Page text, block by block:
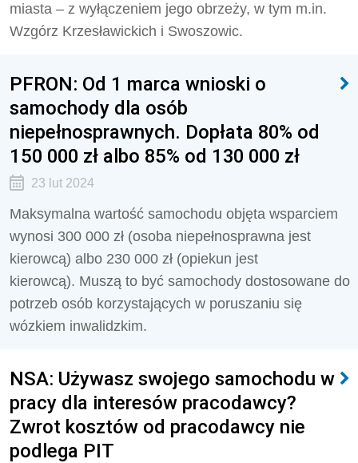
miasta – z wyłączeniem jego obrzeży, w tym m.in.
Wzgórz Krzesławickich i Swoszowic.
PFRON: Od 1 marca wnioski o
samochody dla osób
niepełnosprawnych. Dopłata 80% od
150 000 zł albo 85% od 130 000 zł
23 lut 2024
Maksymalna wartość samochodu objęta wsparciem
wynosi 300 000 zł (osoba niepełnosprawna jest
kierowcą) albo 230 000 zł (opiekun jest
kierowcą). Muszą to być samochody dostosowane do
potrzeb osób korzystających w poruszaniu się
wózkiem inwalidzkim.
NSA: Używasz swojego samochodu w
pracy dla interesów pracodawcy?
Zwrot kosztów od pracodawcy nie
podlega PIT